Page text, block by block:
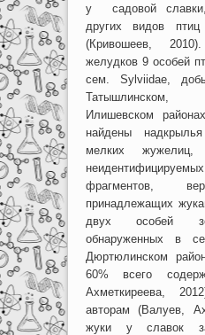
у садовой
других видов
(Кривошеев,
желудков 9 особей
сем. Sylviidae,
Илишевском
найдены
мелких
фрагментов,
принадлежащих
двух особей
обнаруженных в
Дюртюлинском
60% всего
Ахметкиреева,
авторам (Валуев,
жуки у славок